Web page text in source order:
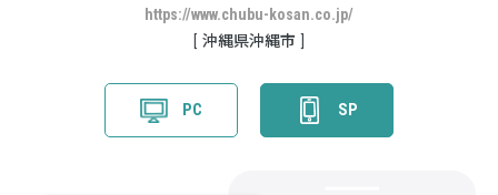
https://www.chubu-kosan.co.jp/
沖縄県沖縄市
PC SP